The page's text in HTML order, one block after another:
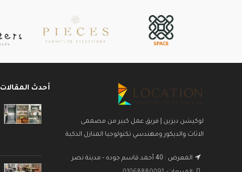
لوكيشن ديزين | فريق عمل كبير من مصممى
الاثاث والديكور ومهندسي تكنولوجيا المنازل الذكية
المعرض : 40 أحمد قاسم جوده - مدينة نصر
أحدث المقالات